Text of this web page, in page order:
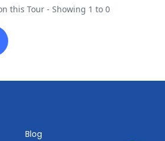
this Tour - Showing 1 to 0
Blog